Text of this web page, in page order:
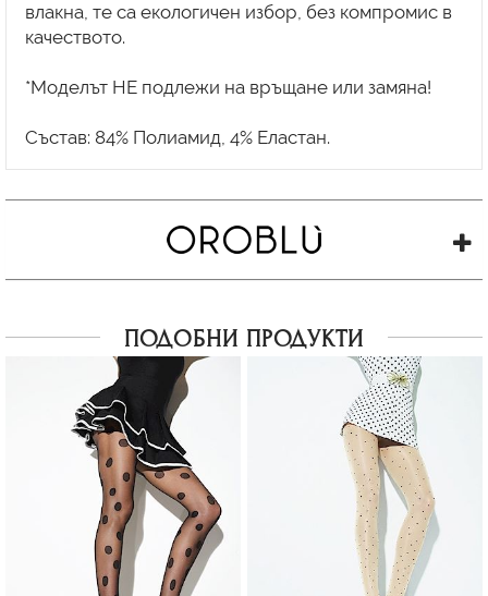
влакна, те са екологичен избор, без компромис в
качеството.
*Моделът НЕ подлежи на връщане или замяна!
Състав: 84% Полиамид, 4% Еластан.
ПОДОБНИ ПРОДУКТИ